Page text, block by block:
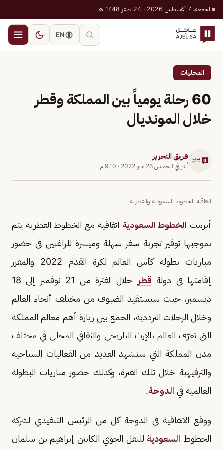
الجمعة، 7 أغسطس 2026 · 24 صفر 1448 هـ
EN
المحليات
60 رحلة يومياً بين المملكة وقطر
خلال المونديال
فريق التحرير
نُشر في الخميس 26 مايو 2022 · 9:10 م
اتفاقية الخطوط السعودية والقطرية
أبرمت الخطوط السعودية اتفاقية مع الخطوط القطرية يتم
بموجبها توفير تجربة سفر سهلة وميسرة للراغبين في حضور
مباريات بطولة كأس العالم لكرة القدم 2022 والمقرر
إقامتها في دولة قطر
خلال الفترة من 21 نوفمبر إلى 18
ديسمبر، حيث سيستفيد الضيوف من مختلف أنحاء العالم
وخلال الرحلات الترددية، الجمع بين زيارة أهم معالم المملكة
التي تعرّف العالم بالإرث التاريخي والثقافي المحلي في مختلف
مدن المملكة التي ستشهد العديد من الفعاليات السياحية
والترفيهية خلال تلك الفترة، وكذلك حضور مباريات البطولة
العالمية في الدوحة.
ووقع الاتفاقية في الدوحة كل من الرئيس التنفيذي لشركة
الخطوط السعودية للنقل الجوي الكابتن إبراهيم بن سلمان